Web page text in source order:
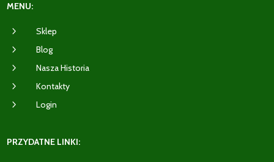
MENU:
5 Sklep
5 Blog
5 Nasza Historia
5 Kontakty
5 Login
PRZYDATNE LINKI: